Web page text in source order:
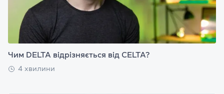
Чим DELTA відрізняється від CELTA?
4 хвилини